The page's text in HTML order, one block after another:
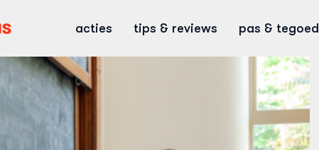
Dordtpas
acties tips & reviews pas & tegoed